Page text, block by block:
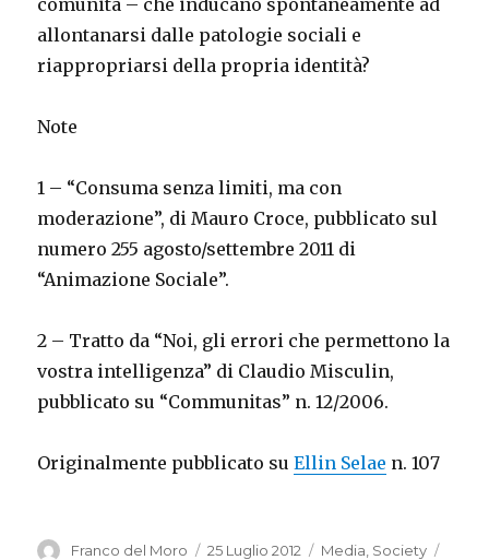
allontanarsi dalle patologie sociali e
riappropriarsi della propria identità?
Note
1 – “Consuma senza limiti, ma con
moderazione”, di Mauro Croce, pubblicato sul
numero 255 agosto/settembre 2011 di
“Animazione Sociale”.
2 – Tratto da “Noi, gli errori che permettono la
vostra intelligenza” di Claudio Misculin,
pubblicato su “Communitas” n. 12/2006.
Originalmente pubblicato suEllin Selae n. 107
Autore
Franco del Moro
Pubblicato
25 Luglio 2012 Categorie
Media Society